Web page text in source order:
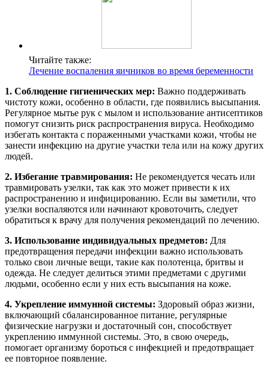
Читайте также:
Лечение воспаления яичников во время беременности
1. Соблюдение гигиенических мер: Важно поддерживать
чистоту кожи, особенно в области, где появились высыпания.
Регулярное мытье рук с мылом и использование антисептиков
помогут снизить риск распространения вируса. Необходимо
избегать контакта с пораженными участками кожи, чтобы не
занести инфекцию на другие участки тела или на кожу других
людей.
2. Избегание травмирования: Не рекомендуется чесать или
травмировать узелки, так как это может привести к их
распространению и инфицированию. Если вы заметили, что
узелки воспаляются или начинают кровоточить, следует
обратиться к врачу для получения рекомендаций по лечению.
3. Использование индивидуальных предметов: Для
предотвращения передачи инфекции важно использовать
только свои личные вещи, такие как полотенца, бритвы и
одежда. Не следует делиться этими предметами с другими
людьми, особенно если у них есть высыпания на коже.
4. Укрепление иммунной системы: Здоровый образ жизни,
включающий сбалансированное питание, регулярные
физические нагрузки и достаточный сон, способствует
укреплению иммунной системы. Это, в свою очередь,
помогает организму бороться с инфекцией и предотвращает
ее повторное появление.